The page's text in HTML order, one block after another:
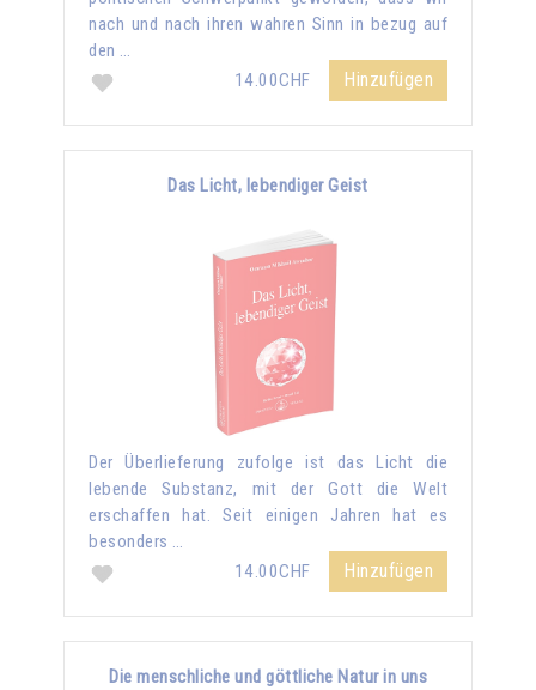
nach und nach ihren wahren Sinn in bezug auf
den …
14.00CHF
Hinzufügen
Das Licht, lebendiger Geist
Der Überlieferung zufolge ist das Licht die
lebende Substanz, mit der Gott die Welt
erschaffen hat. Seit einigen Jahren hat es
besonders …
14.00CHF
Hinzufügen
Die menschliche und göttliche Natur in uns